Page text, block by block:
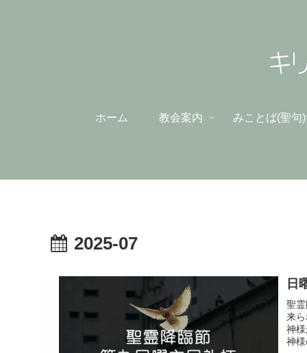
ホーム 教会案内 みことば(聖句
2025-07
日
聖
来
神
神